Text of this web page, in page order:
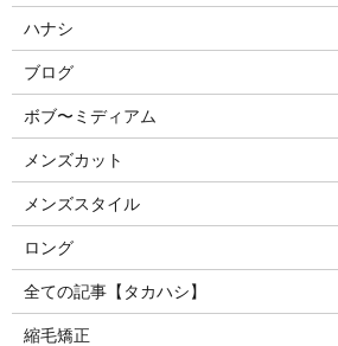
ハナシ
ブログ
ボブ〜ミディアム
メンズカット
メンズスタイル
ロング
全ての記事【タカハシ】
縮毛矯正